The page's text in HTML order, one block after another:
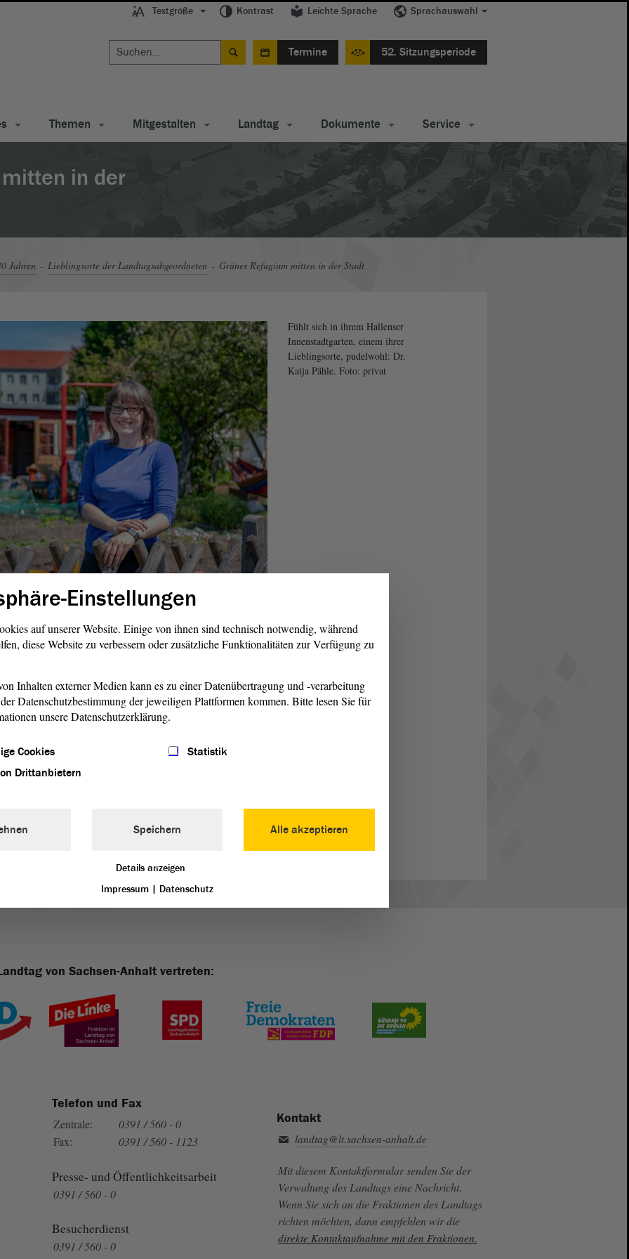
Textgröße Kontrast Leichte Sprache Sprachauswahl
Termine 52. Sitzungsperiode
Themen Mitgestalten Landtag Dokumente Service
in der
Jahren Lieblingsorte der Landtagsabgeordneten Grünes Refugium mitten in der Stadt
Fühlt sich in ihrem Hallenser
Innenstadtgarten, einem ihrer
Lieblingsorte, pudelwohl: Dr.
Katja Pähle. Foto: privat
Meinen Kleingarten und meine Küche. Beides
Meinen Garten habe ich seit 2012 in der Innenstadt von
noch dazugekommen. Hier kann ich beim
und genieße mit meinem Mann und meinen zwei
Mitten in der Stadt, aber doch in der Natur, wächst hier
dann nach der Ernte den Weg in meine Küche findet. Es ist
mit Hilfe der eigenen Hände so alles auf den Tisch
von Sachsen-Anhalt vertreten:
Telefon und Fax
Zentrale:
0391 / 560 - 0
Fax:
0391 / 560 - 1123
Presse- und Öffentlichkeitsarbeit
0391 / 560 - 0
Besucherdienst
0391 / 560 - 0
Kontakt
landtag@lt.sachsen-anhalt.de
Mit diesem Kontaktformular senden Sie der
Verwaltung des Landtags eine Nachricht.
Wenn Sie sich an die Fraktionen des Landtags
richten möchten, dann empfehlen wir die
direkte Kontaktaufnahme mit den Fraktionen.
Einstellungen
auf unserer Website. Einige von ihnen sind technisch notwendig, während
diese Website zu verbessern oder zusätzliche Funktionalitäten zur Verfügung zu
Inhalten externer Medien kann es zu einer Datenübertragung und -verarbeitung
Datenschutzbestimmung der jeweiligen Plattformen kommen. Bitte lesen Sie für
unsere Datenschutzerklärung.
Cookies
Statistik
Drittanbietern
Alle akzeptieren
Speichern
Details anzeigen
Impressum | Datenschutz